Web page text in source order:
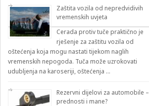
Zaštita vozila od nepredvidivih
vremenskih uvjeta
Cerada protiv tuče praktično je
rješenje za zaštitu vozila od
oštećenja koja mogu nastati tijekom naglih
vremenskih nepogoda. Tuča može uzrokovati
udubljenja na karoseriji, oštećenja …
Rezervni dijelovi za automobile –
prednosti i mane?